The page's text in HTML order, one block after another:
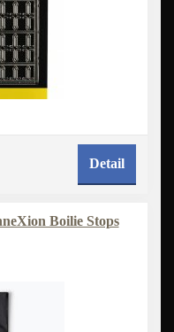
Detail
Boilie Stops